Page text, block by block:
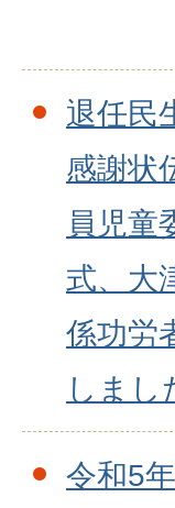
退任民
感謝状
員児童
式、大
係功労
しまし
令和5